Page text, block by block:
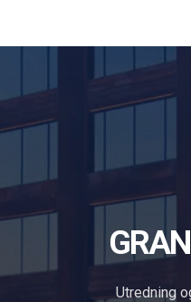
Utredning